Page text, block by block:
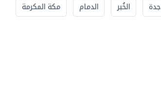
جدة الخُبر الدمام مكة المكرمة